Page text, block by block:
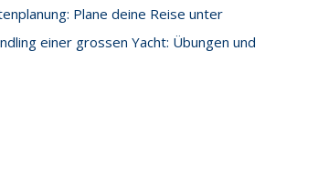
Plane deine Reise unter
einer grossen Yacht: Übungen und